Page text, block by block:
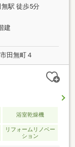
帯と比較して
が取れたおすす
い。
駅 徒歩5分
建
田無町４
浴室乾燥機
リフォームリノベー
ション